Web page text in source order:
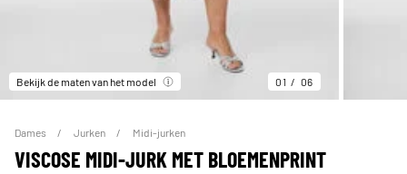
Bekijk de maten van het model 01 06
Dames Jurken Midi-jurken
VISCOSE MIDI-JURK MET BLOEMENPRINT